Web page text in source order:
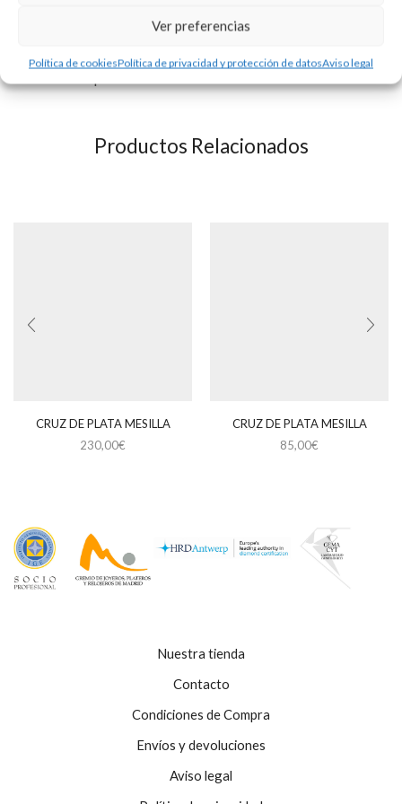
Ver preferencias
Política de cookiesPolítica de privacidad y protección de datosAviso legal
Productos Relacionados
CRUZ DE PLATA MESILLA
230,00€
CRUZ DE PLATA MESILLA
85,00€
Nuestra tienda
Contacto
Condiciones de Compra
Envíos y devoluciones
Aviso legal